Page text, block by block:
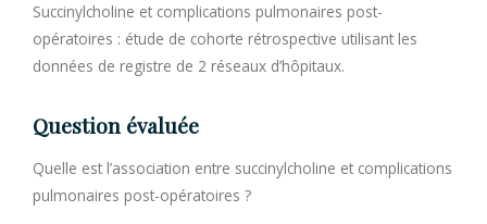
Succinylcholine et complications pulmonaires post-
opératoires : étude de cohorte rétrospective utilisant les
données de registre de 2 réseaux d’hôpitaux.
Question évaluée
Quelle est l’association entre succinylcholine et complications
pulmonaires post-opératoires ?